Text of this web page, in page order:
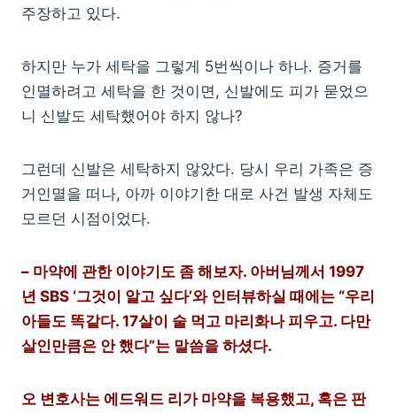
주장하고 있다.
하지만 누가 세탁을 그렇게 5번씩이나 하나. 증거를
인멸하려고 세탁을 한 것이면, 신발에도 피가 묻었으
니 신발도 세탁했어야 하지 않나?
그런데 신발은 세탁하지 않았다. 당시 우리 가족은 증
거인멸을 떠나, 아까 이야기한 대로 사건 발생 자체도
모르던 시점이었다.
– 마약에 관한 이야기도 좀 해보자. 아버님께서 1997
년 SBS ‘그것이 알고 싶다’와 인터뷰하실 때에는 “우리
아들도 똑같다. 17살이 술 먹고 마리화나 피우고. 다만
살인만큼은 안 했다”는 말씀을 하셨다.
오 변호사는 에드워드 리가 마약을 복용했고, 혹은 판